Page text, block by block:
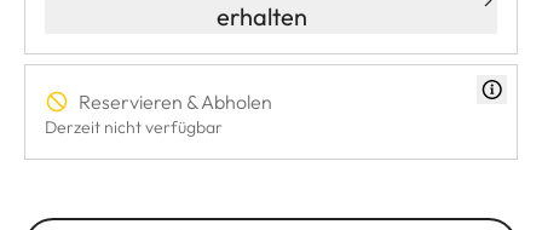
erhalten
Reservieren & Abholen
Derzeit nicht verfügbar